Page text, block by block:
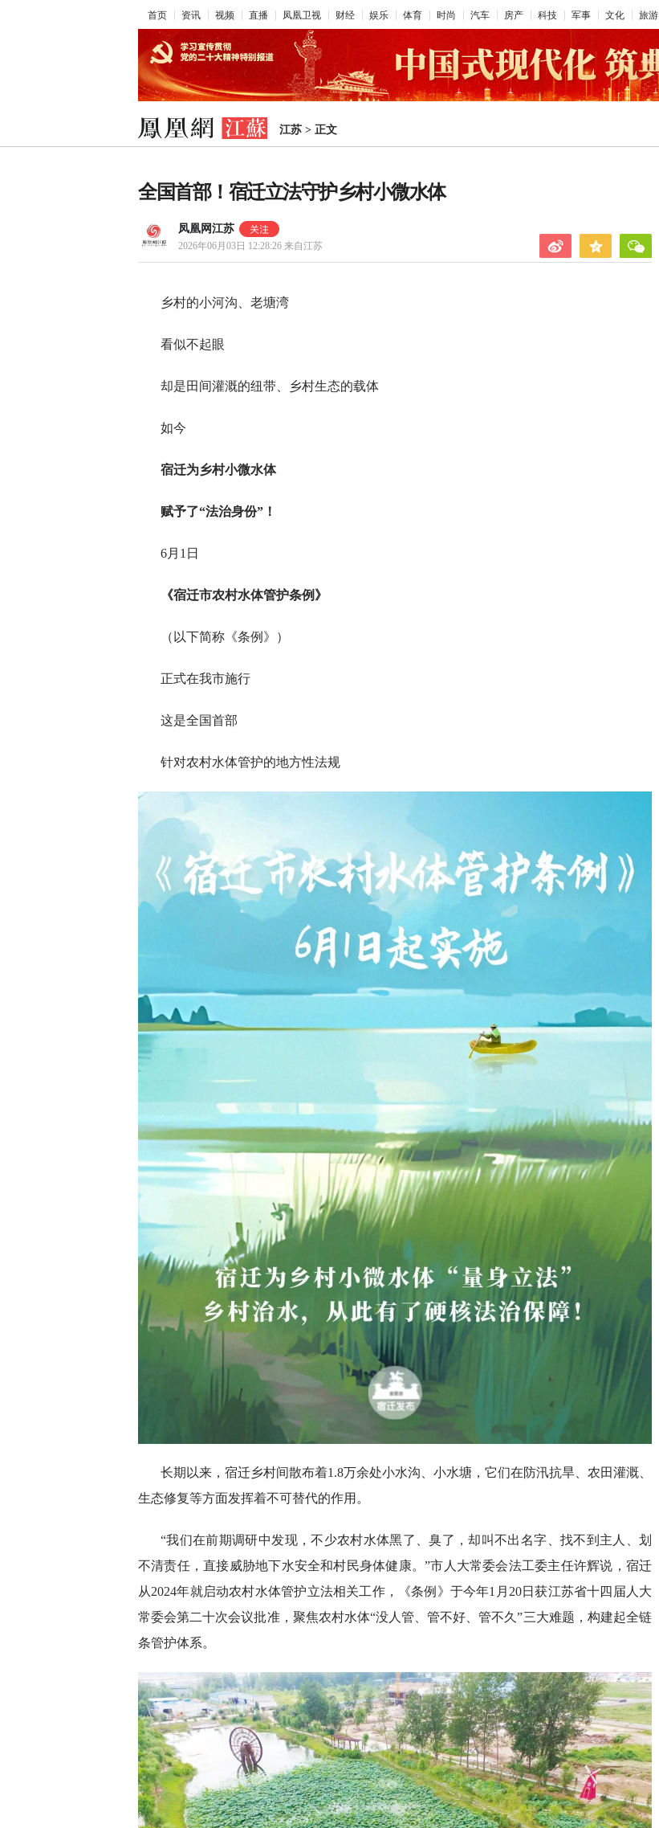
首页 资讯 视频 直播 凤凰卫视 财经 娱乐 体育 时尚 汽车 房产 科技 军事 文化 旅游
江苏 > 正文
全国首部！宿迁立法守护乡村小微水体
凤凰网江苏
2026年06月03日 12:28:26 来自江苏
乡村的小河沟、老塘湾
看似不起眼
却是田间灌溉的纽带、乡村生态的载体
如今
宿迁为乡村小微水体
赋予了“法治身份”！
6月1日
《宿迁市农村水体管护条例》
（以下简称《条例》）
正式在我市施行
这是全国首部
针对农村水体管护的地方性法规
长期以来，宿迁乡村间散布着1.8万余处小水沟、小水塘，它们在防汛抗旱、农田灌溉、
生态修复等方面发挥着不可替代的作用。
“我们在前期调研中发现，不少农村水体黑了、臭了，却叫不出名字、找不到主人、划
不清责任，直接威胁地下水安全和村民身体健康。”市人大常委会法工委主任许辉说，宿迁
从2024年就启动农村水体管护立法相关工作，《条例》于今年1月20日获江苏省十四届人大
常委会第二十次会议批准，聚焦农村水体“没人管、管不好、管不久”三大难题，构建起全链
条管护体系。